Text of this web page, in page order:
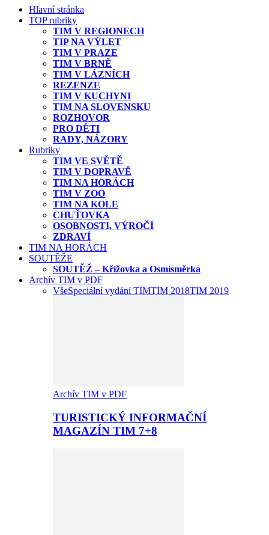
Hlavní stránka
TOP rubriky
TIM V REGIONECH
TIP NA VÝLET
TIM V PRAZE
TIM V BRNĚ
TIM V LÁZNÍCH
REZENZE
TIM V KUCHYNI
TIM NA SLOVENSKU
ROZHOVOR
PRO DĚTI
RADY, NÁZORY
Rubriky
TIM VE SVĚTĚ
TIM V DOPRAVĚ
TIM NA HORÁCH
TIM V ZOO
TIM NA KOLE
CHUŤOVKA
OSOBNOSTI, VÝROČÍ
ZDRAVÍ
TIM NA HORÁCH
SOUTĚŽE
SOUTĚŽ – Křížovka a Osmisměrka
Archív TIM v PDF
VšeSpeciální vydání TIMTIM 2018TIM 2019
Archív TIM v PDF
TURISTICKÝ INFORMAČNÍ
MAGAZÍN TIM 7+8